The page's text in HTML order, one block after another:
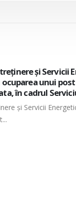
şi Servicii
posturi vacante
in cadrul
şi Servicii